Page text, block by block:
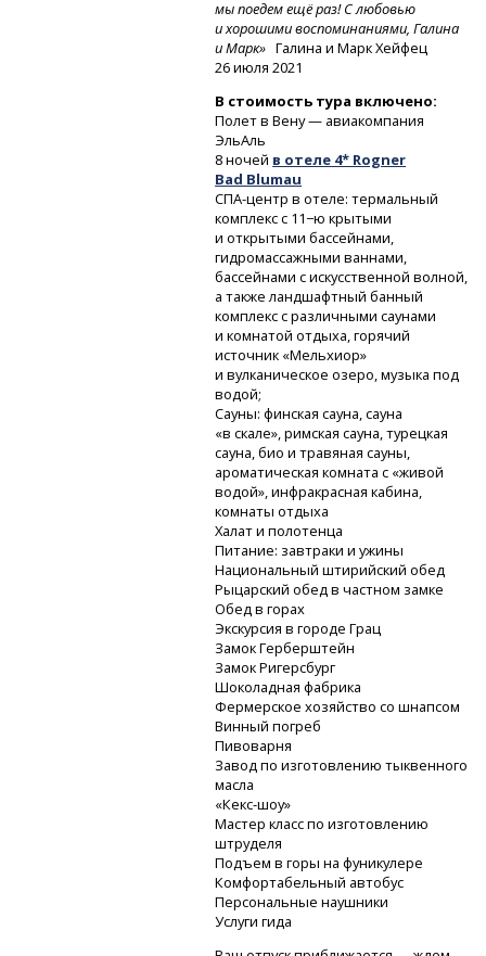
мы поедем ещё раз! С любовью
и хорошими воспоминаниями, Галина
и Марк» Галина и Марк Хейфец
26 июля 2021
В стоимость тура включено:
Полет в Вену — авиакомпания
ЭльАль
8 ночей в отеле 4* Rogner
Bad Blumau
СПА-центр в отеле: термальный
комплекс с 11−ю крытыми
и открытыми бассейнами,
гидромассажными ваннами,
бассейнами с искусственной волной,
а также ландшафтный банный
комплекс с различными саунами
и комнатой отдыха, горячий
источник «Мельхиор»
и вулканическое озеро, музыка под
водой;
Сауны: финская сауна, сауна
«в скале», римская сауна, турецкая
сауна, био и травяная сауны,
ароматическая комната с «живой
водой», инфракрасная кабина,
комнаты отдыха
Халат и полотенца
Питание: завтраки и ужины
Национальный штирийский обед
Рыцарский обед в частном замке
Обед в горах
Экскурсия в городе Грац
Замок Герберштейн
Замок Ригерсбург
Шоколадная фабрика
Фермерское хозяйство со шнапсом
Винный погреб
Пивоварня
Завод по изготовлению тыквенного
масла
«Кекс-шоу»
Мастер класс по изготовлению
штруделя
Подъем в горы на фуникулере
Комфортабельный автобус
Персональные наушники
Услуги гида